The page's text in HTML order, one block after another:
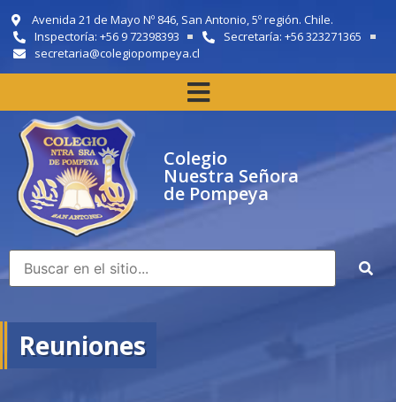
Avenida 21 de Mayo Nº 846, San Antonio, 5º región. Chile.
Inspectoría: +56 9 72398393
Secretaría: +56 323271365
secretaria@colegiopompeya.cl
Colegio
Nuestra Señora
de Pompeya
Reuniones